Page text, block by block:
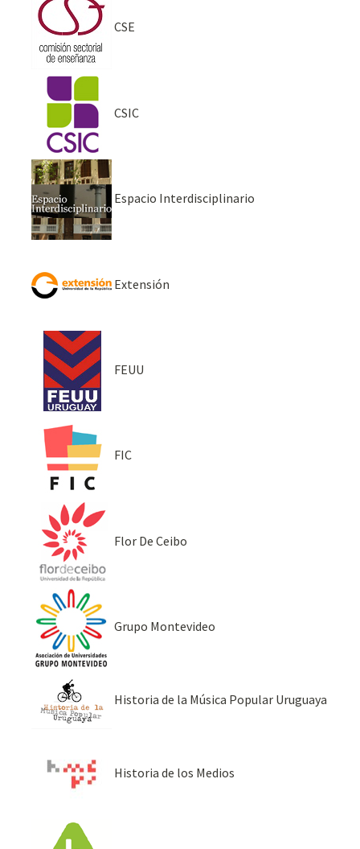
CSE
CSIC
Espacio Interdisciplinario
Extensión
FEUU
FIC
Flor De Ceibo
Grupo Montevideo
Historia de la Música Popular Uruguaya
Historia de los Medios